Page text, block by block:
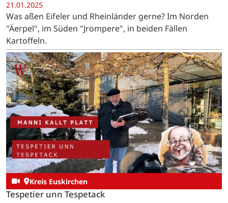
21.01.2025
Was aßen Eifeler und Rheinländer gerne? Im Norden
"Äerpel", im Süden "Jrompere", in beiden Fällen
Kartoffeln.
Kreis Euskirchen
Tespetier unn Tespetack